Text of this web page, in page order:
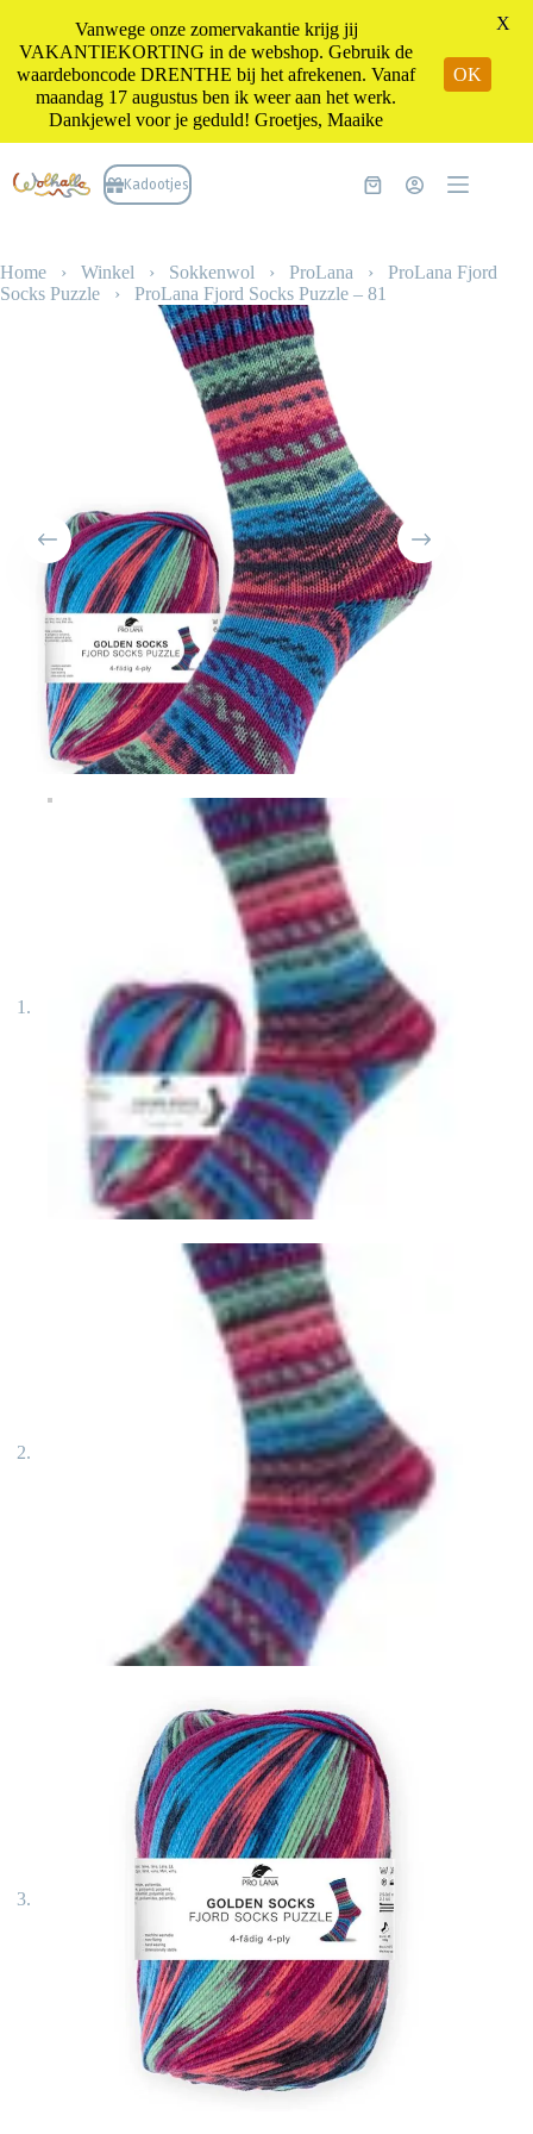
naar
de
Kadootjes Winkelwagen
Home › Winkel › Sokkenwol › ProLana › ProLana Fjord
Socks Puzzle › ProLana Fjord Socks Puzzle – 81
Vanwege onze zomervakantie krijg jij
VAKANTIEKORTING in de webshop. Gebruik de
waardeboncode DRENTHE bij het afrekenen. Vanaf
maandag 17 augustus ben ik weer aan het werk.
Dankjewel voor je geduld! Groetjes, Maaike
OK
X